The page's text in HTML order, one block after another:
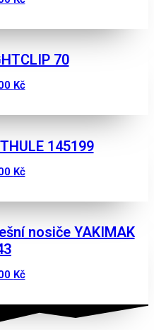
70
Kč
145199
Kč
nosiče YAKIMAK
Kč